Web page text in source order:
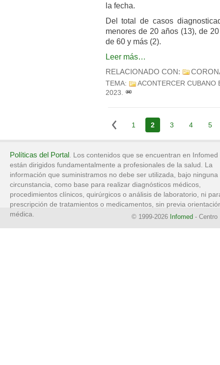
la fecha.
Del total de casos
menores de 20 años (13), de
de 60 y más (2).
Leer más…
RELACIONADO CON:
TEMA:
ACONTERCER CUBANO
2023.
1 2 3 4 5
Políticas del Portal. Los contenidos que se encuentran en Infomed
están dirigidos fundamentalmente a profesionales de la salud. La
información que suministramos no debe ser utilizada, bajo ninguna
circunstancia, como base para realizar diagnósticos médicos,
procedimientos clínicos, quirúrgicos o análisis de laboratorio, ni
prescripción de tratamientos o medicamentos, sin previa
médica.
© 1999-2026 Infomed - Centro